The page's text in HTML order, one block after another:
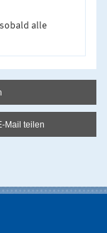
alle
Mail teilen